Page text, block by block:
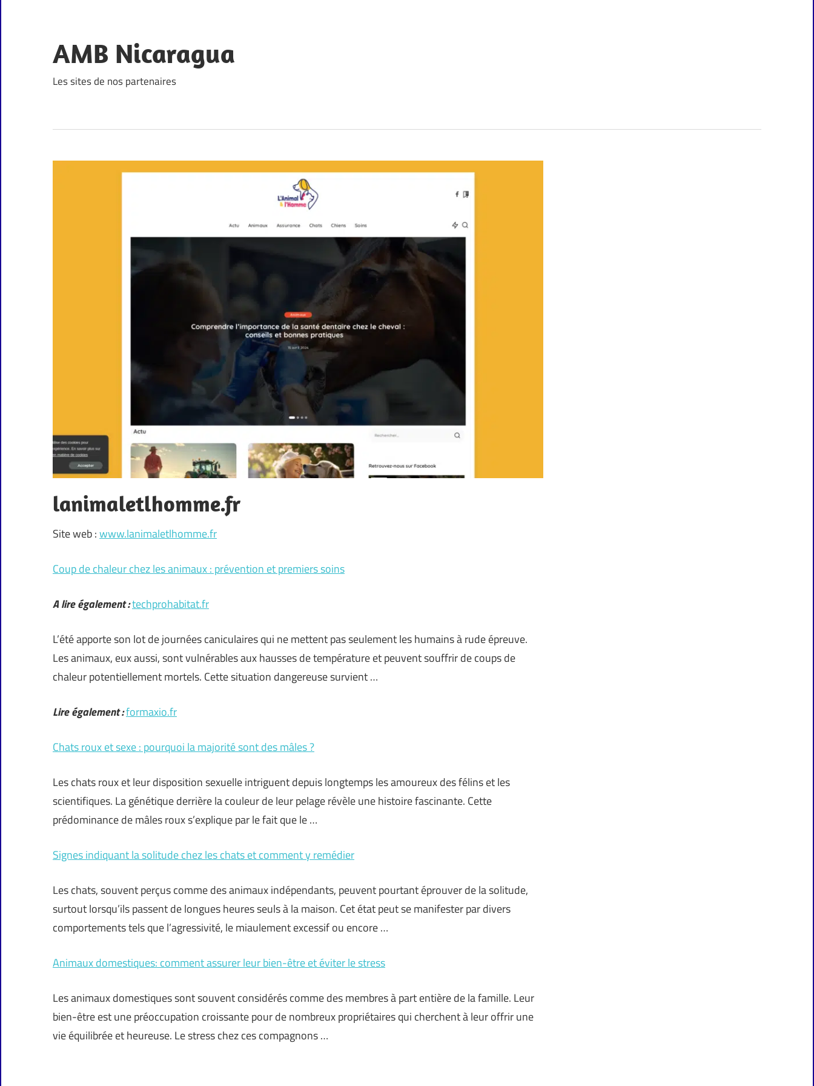
content
AMB Nicaragua
Les sites de nos partenaires
lanimaletlhomme.fr
Site web :www.lanimaletlhomme.fr
Coup de chaleur chez les animaux : prévention et premiers soins
A lire également :techprohabitat.fr
L’été apporte son lot de journées caniculaires qui ne mettent pas seulement les humains à rude épreuve.
Les animaux, eux aussi, sont vulnérables aux hausses de température et peuvent souffrir de coups de
chaleur potentiellement mortels. Cette situation dangereuse survient …
Lire également :formaxio.fr
Chats roux et sexe : pourquoi la majorité sont des mâles ?
Les chats roux et leur disposition sexuelle intriguent depuis longtemps les amoureux des félins et les
scientifiques. La génétique derrière la couleur de leur pelage révèle une histoire fascinante. Cette
prédominance de mâles roux s’explique par le fait que le …
Signes indiquant la solitude chez les chats et comment y remédier
Les chats, souvent perçus comme des animaux indépendants, peuvent pourtant éprouver de la solitude,
surtout lorsqu’ils passent de longues heures seuls à la maison. Cet état peut se manifester par divers
comportements tels que l’agressivité, le miaulement excessif ou encore …
Animaux domestiques: comment assurer leur bien-être et éviter le stress
Les animaux domestiques sont souvent considérés comme des membres à part entière de la famille. Leur
bien-être est une préoccupation croissante pour de nombreux propriétaires qui cherchent à leur offrir une
vie équilibrée et heureuse. Le stress chez ces compagnons …